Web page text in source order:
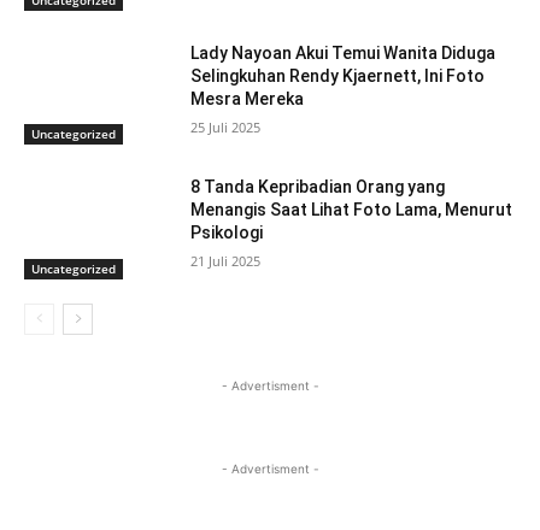
Uncategorized
Lady Nayoan Akui Temui Wanita Diduga
Selingkuhan Rendy Kjaernett, Ini Foto
Mesra Mereka
25 Juli 2025
Uncategorized
8 Tanda Kepribadian Orang yang
Menangis Saat Lihat Foto Lama, Menurut
Psikologi
21 Juli 2025
- Advertisment -
- Advertisment -